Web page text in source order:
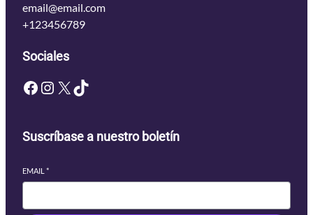
email@email.com
+123456789
Sociales
Facebook Instagram X TikTok
Suscríbase a nuestro boletín
EMAIL *